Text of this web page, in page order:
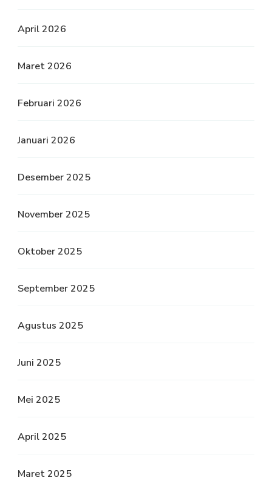
April 2026
Maret 2026
Februari 2026
Januari 2026
Desember 2025
November 2025
Oktober 2025
September 2025
Agustus 2025
Juni 2025
Mei 2025
April 2025
Maret 2025